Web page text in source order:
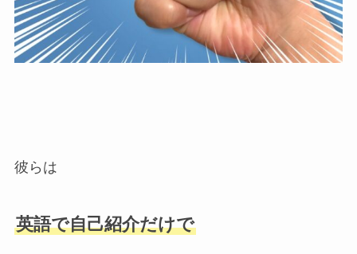
彼らは
英語で自己紹介だけで